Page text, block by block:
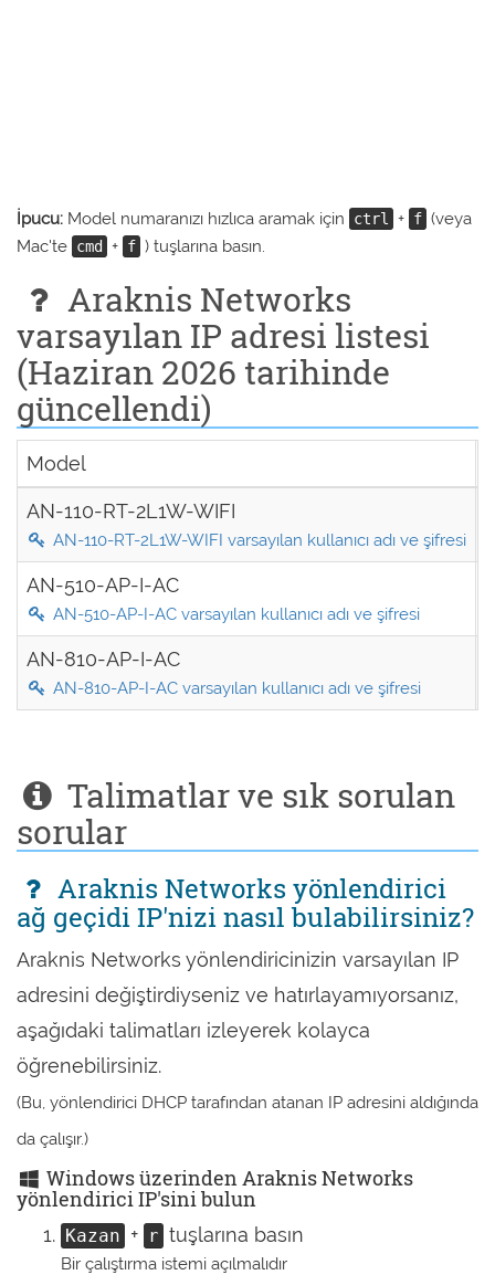
İpucu: Model numaranızı hızlıca aramak için ctrl + f (veya
Mac'te cmd + f ) tuşlarına basın.
Araknis Networks
varsayılan IP adresi listesi
(Haziran 2026 tarihinde
güncellendi)
Model
AN-110-RT-2L1W-WIFI
AN-110-RT-2L1W-WIFI varsayılan kullanıcı adı ve şifresi
AN-510-AP-I-AC
AN-510-AP-I-AC varsayılan kullanıcı adı ve şifresi
AN-810-AP-I-AC
AN-810-AP-I-AC varsayılan kullanıcı adı ve şifresi
Talimatlar ve sık sorulan
sorular
Araknis Networks yönlendirici
ağ geçidi IP'nizi nasıl bulabilirsiniz?
Araknis Networks yönlendiricinizin varsayılan IP
adresini değiştirdiyseniz ve hatırlayamıyorsanız,
aşağıdaki talimatları izleyerek kolayca
öğrenebilirsiniz.
(Bu, yönlendirici DHCP tarafından atanan IP adresini aldığında
da çalışır.)
Windows üzerinden Araknis Networks
yönlendirici IP'sini bulun
Kazan + r tuşlarına basın
Bir çalıştırma istemi açılmalıdır